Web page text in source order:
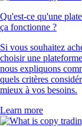
Qu'est-ce qu'une
ça fonctionne ?
Si vous souhaitez
choisir une
nous expliquons
quels critères
mieux à vos besoins.
Learn more